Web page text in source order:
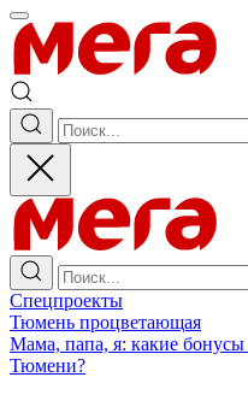
Спецпроекты
Тюмень процветающая
Мама, папа, я: какие
Тюмени?